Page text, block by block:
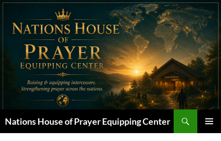
Skip
content
Nations House of Prayer Equipping Center